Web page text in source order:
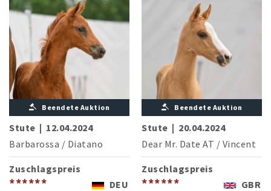
Beendete Auktion
Stute | 12.04.2024
Barbarossa / Diatano
Zuschlagspreis
****** DEU
Beendete Auktion
Stute | 20.04.2024
Dear Mr. Date AT / Vincent
Zuschlagspreis
****** GBR